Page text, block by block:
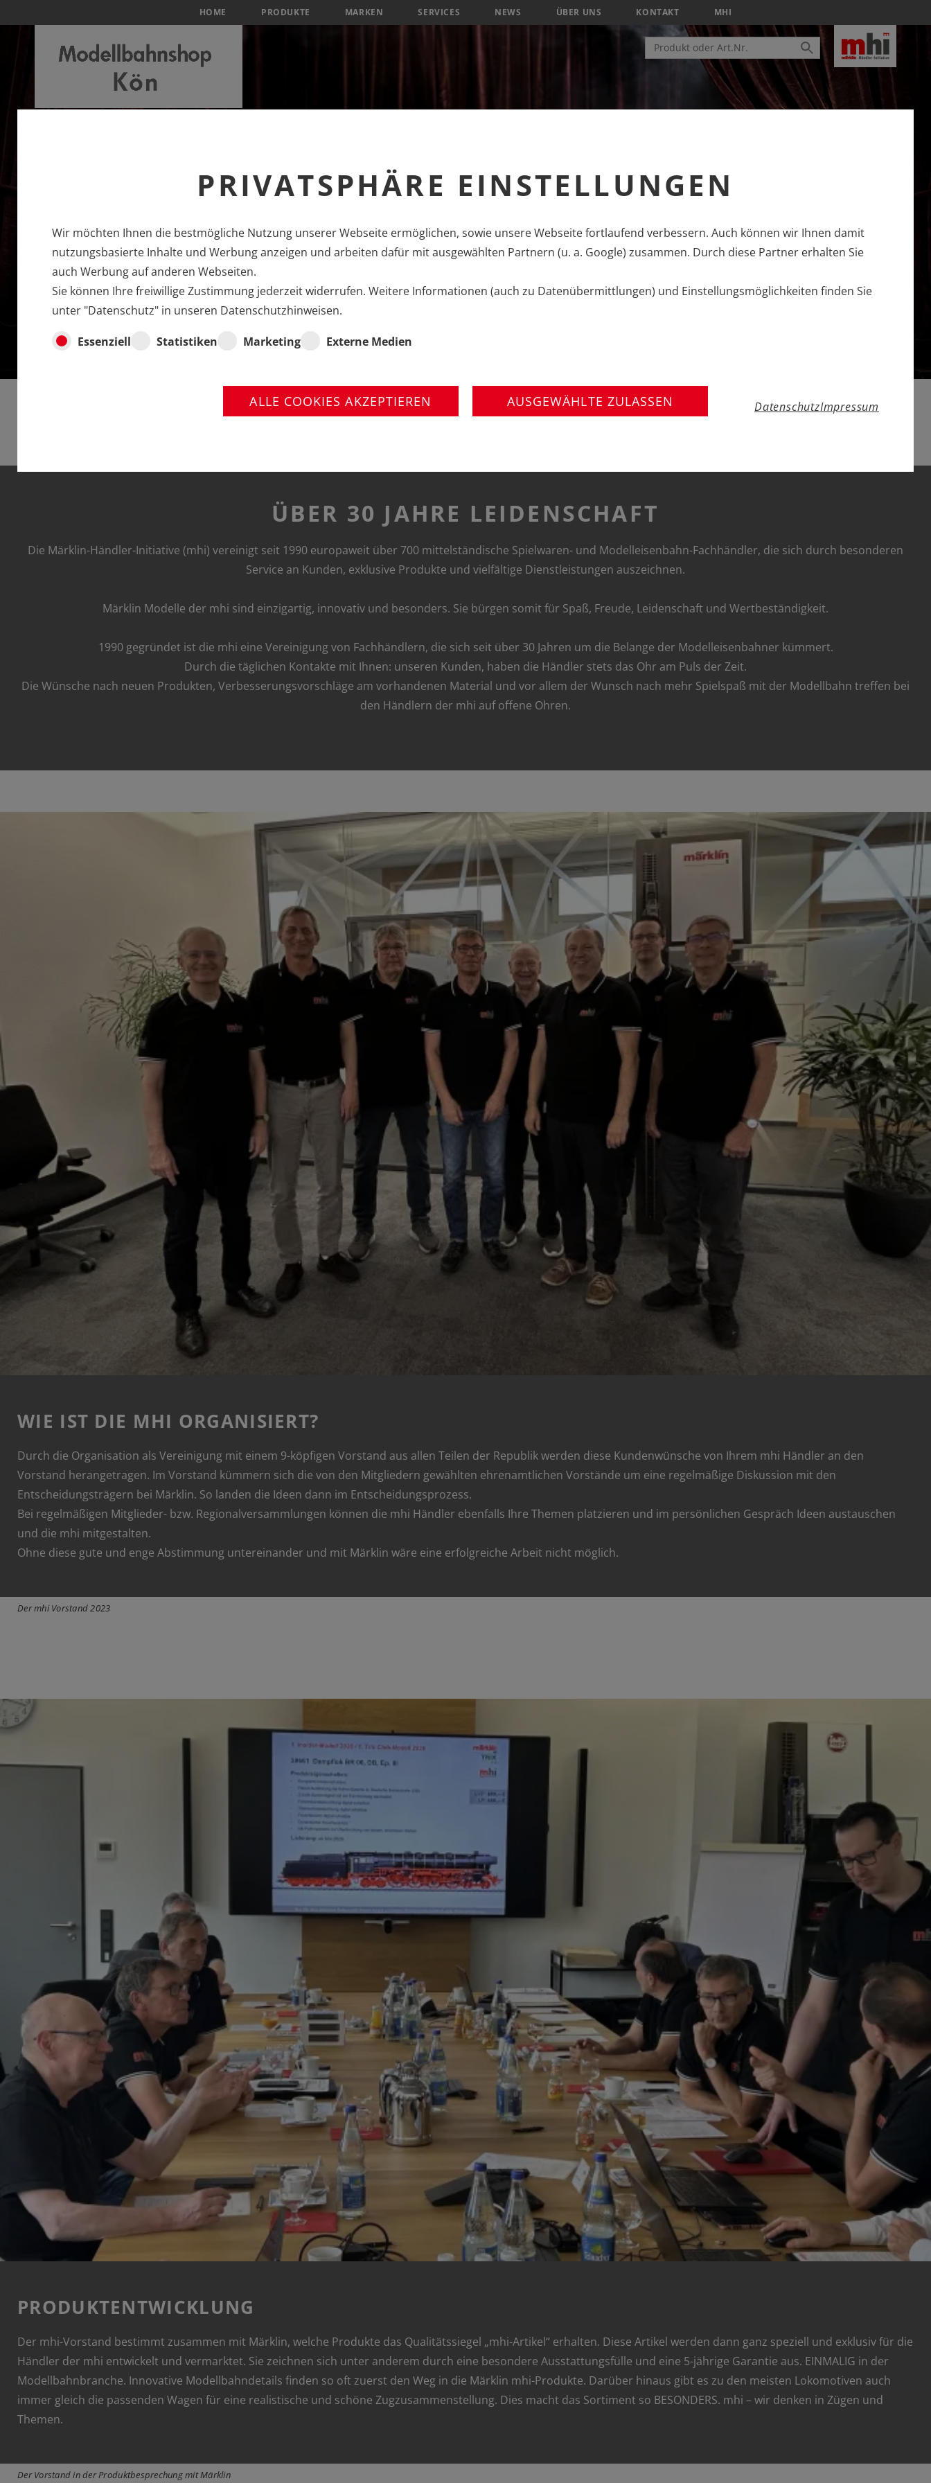
PRIVATSPHÄRE EINSTELLUNGEN
Wir möchten Ihnen die bestmögliche Nutzung unserer Webseite ermöglichen, sowie unsere Webseite fortlaufend verbessern. Auch können wir Ihnen damit
nutzungsbasierte Inhalte und Werbung anzeigen und arbeiten dafür mit ausgewählten Partnern (u. a. Google) zusammen. Durch diese Partner erhalten Sie
auch Werbung auf anderen Webseiten.
Sie können Ihre freiwillige Zustimmung jederzeit widerrufen. Weitere Informationen (auch zu Datenübermittlungen) und Einstellungsmöglichkeiten finden Sie
unter "Datenschutz" in unseren Datenschutzhinweisen.
Essenziell Statistiken Marketing Externe Medien
ALLE COOKIES AKZEPTIEREN AUSGEWÄHLTE ZULASSEN DatenschutzImpressum
HOME PRODUKTE MARKEN SERVICES NEWS ÜBER UNS KONTAKT MHI
ÜBER 30 JAHRE LEIDENSCHAFT
Die Märklin-Händler-Initiative (mhi) vereinigt seit 1990 europaweit über 700 mittelständische Spielwaren- und Modelleisenbahn-Fachhändler, die sich durch besonderen
Service an Kunden, exklusive Produkte und vielfältige Dienstleistungen auszeichnen.
Märklin Modelle der mhi sind einzigartig, innovativ und besonders. Sie bürgen somit für Spaß, Freude, Leidenschaft und Wertbeständigkeit.
1990 gegründet ist die mhi eine Vereinigung von Fachhändlern, die sich seit über 30 Jahren um die Belange der Modelleisenbahner kümmert.
Durch die täglichen Kontakte mit Ihnen: unseren Kunden, haben die Händler stets das Ohr am Puls der Zeit.
Die Wünsche nach neuen Produkten, Verbesserungsvorschläge am vorhandenen Material und vor allem der Wunsch nach mehr Spielspaß mit der Modellbahn treffen bei
den Händlern der mhi auf offene Ohren.
WIE IST DIE MHI ORGANISIERT?
Durch die Organisation als Vereinigung mit einem 9-köpfigen Vorstand aus allen Teilen der Republik werden diese Kundenwünsche von Ihrem mhi Händler an den
Vorstand herangetragen. Im Vorstand kümmern sich die von den Mitgliedern gewählten ehrenamtlichen Vorstände um eine regelmäßige Diskussion mit den
Entscheidungsträgern bei Märklin. So landen die Ideen dann im Entscheidungsprozess.
Bei regelmäßigen Mitglieder- bzw. Regionalversammlungen können die mhi Händler ebenfalls Ihre Themen platzieren und im persönlichen Gespräch Ideen austauschen
und die mhi mitgestalten.
Ohne diese gute und enge Abstimmung untereinander und mit Märklin wäre eine erfolgreiche Arbeit nicht möglich.
Der mhi Vorstand 2023
PRODUKTENTWICKLUNG
Der mhi-Vorstand bestimmt zusammen mit Märklin, welche Produkte das Qualitätssiegel „mhi-Artikel“ erhalten. Diese Artikel werden dann ganz speziell und exklusiv für die
Händler der mhi entwickelt und vermarktet. Sie zeichnen sich unter anderem durch eine besondere Ausstattungsfülle und eine 5-jährige Garantie aus. EINMALIG in der
Modellbahnbranche. Innovative Modellbahndetails finden so oft zuerst den Weg in die Märklin mhi-Produkte. Darüber hinaus gibt es zu den meisten Lokomotiven auch
immer gleich die passenden Wagen für eine realistische und schöne Zugzusammenstellung. Dies macht das Sortiment so BESONDERS. mhi – wir denken in Zügen und
Themen.
Der Vorstand in der Produktbesprechung mit Märklin